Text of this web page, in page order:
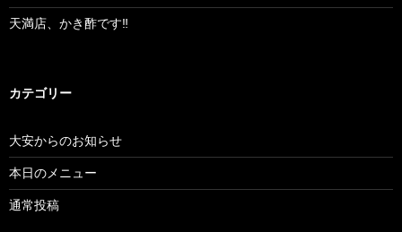
天満店、かき酢です‼︎
カテゴリー
大安からのお知らせ
本日のメニュー
通常投稿